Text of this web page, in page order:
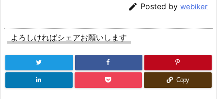
 Posted by webiker
よろしければシェアお願いします
Copy